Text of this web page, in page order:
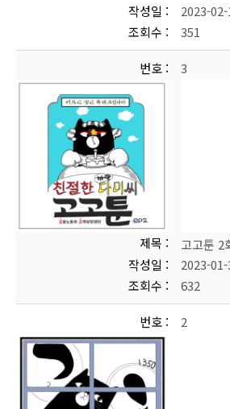
작성일
2023-02-
조회수
351
번호 3
제목
고고툰 2
작성일
2023-01-
조회수
632
번호 2